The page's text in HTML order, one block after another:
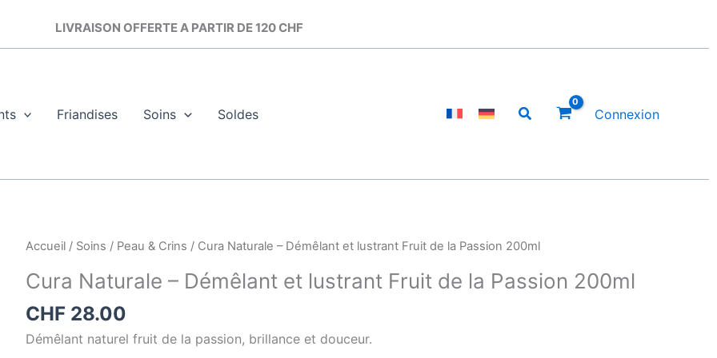
LIVRAISON OFFERTE A PARTIR DE 120 CHF
Friandises Soins Soldes RechercherConnexion
Accueil / Soins / Peau & Crins / Cura Naturale – Démêlant et lustrant Fruit de la Passion 200ml
Cura Naturale – Démêlant et lustrant Fruit de la Passion 200ml
CHF 28.00
Démêlant naturel fruit de la passion, brillance et douceur.
quantité
Cura
Naturale